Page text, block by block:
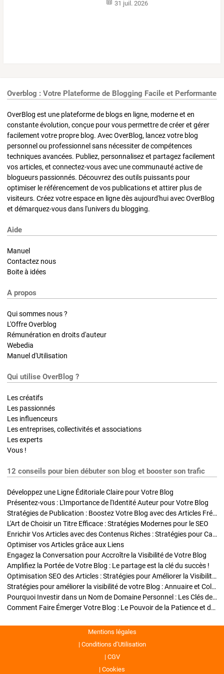
31 juil. 2026
Overblog : Votre Plateforme de Blogging Facile et Performante
OverBlog est une plateforme de blogs en ligne, moderne et en
constante évolution, conçue pour vous permettre de créer et gérer
facilement votre propre blog. Avec OverBlog, lancez votre blog
personnel ou professionnel sans nécessiter de compétences
techniques avancées. Publiez, personnalisez et partagez facilement
vos articles, et connectez-vous avec une communauté active de
blogueurs passionnés. Découvrez des outils puissants pour
optimiser le référencement de vos publications et attirer plus de
visiteurs. Créez votre espace en ligne dès aujourd'hui avec OverBlog
et démarquez-vous dans l'univers du blogging.
Aide
Manuel
Contactez nous
Boite à idées
A propos
Qui sommes nous ?
L'Offre Overblog
Rémunération en droits d'auteur
Webedia
Manuel d'Utilisation
Qui utilise OverBlog ?
Les créatifs
Les passionnés
Les influenceurs
Les entreprises, collectivités et associations
Les experts
Vous !
12 conseils pour bien débuter son blog et booster son trafic
Développez une Ligne Éditoriale Claire pour Votre Blog
Présentez-vous : L'Importance de l'Identité Auteur pour Votre Blog
Stratégies de Publication : Boostez Votre Blog avec des Articles Fréquents et Exclusifs
L'Art de Choisir un Titre Efficace : Stratégies Modernes pour le SEO
Enrichir Vos Articles avec des Contenus Riches : Stratégies pour Captiver et Optimiser
Optimiser vos Articles grâce aux Liens
Engagez la Conversation pour Accroître la Visibilité de Votre Blog
Amplifiez la Portée de Votre Blog : Le partage est la clé du succès !
Optimisation SEO des Articles : Stratégies pour Améliorer la Visibilité de Votre Blog
Stratégies pour améliorer la visibilité de votre Blog : Annuaire et Collaborations
Pourquoi Investir dans un Nom de Domaine Personnel : Les Clés de la Réussite de Votre Blog
Comment Faire Émerger Votre Blog : Le Pouvoir de la Patience et de la Persévérance
Mentions légales
Conditions d’Utilisation
CGV
Cookies